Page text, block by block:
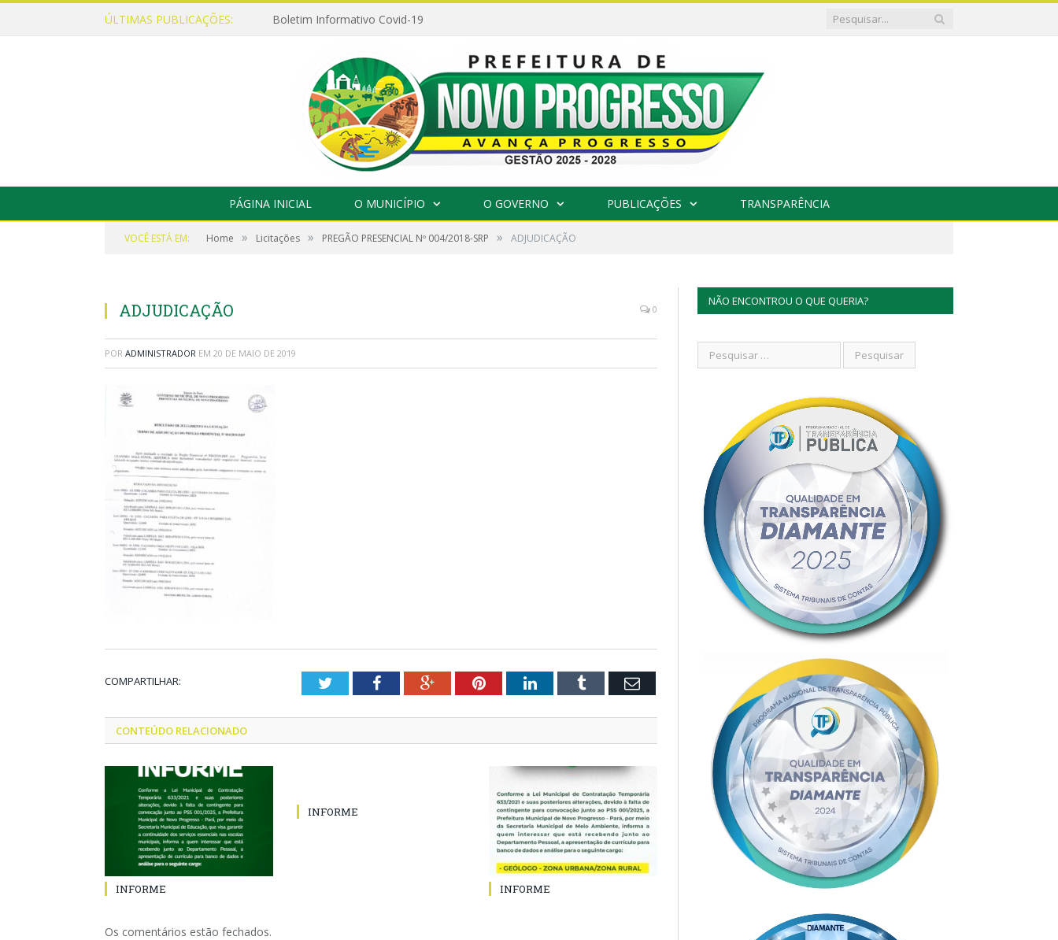
ÚLTIMAS PUBLICAÇÕES: Boletim Informativo Covid-19
PÁGINA INICIAL O MUNICÍPIO O GOVERNO PUBLICAÇÕES TRANSPARÊNCIA
VOCÊ ESTÁ EM: Home » Licitações » PREGÃO PRESENCIAL Nº 004/2018-SRP » ADJUDICAÇÃO
ADJUDICAÇÃO 0
POR ADMINISTRADOR EM 20 DE MAIO DE 2019
COMPARTILHAR: TwitterFacebookGoogle+PinterestLinkedInTumblr Email
CONTEÚDO RELACIONADO
INFORME
INFORME
INFORME
Os comentários estão fechados.
NÃO ENCONTROU O QUE QUERIA?